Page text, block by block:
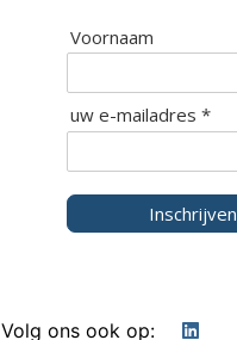
Voornaam
uw e-mailadres *
Inschrijven
Volg ons ook op: